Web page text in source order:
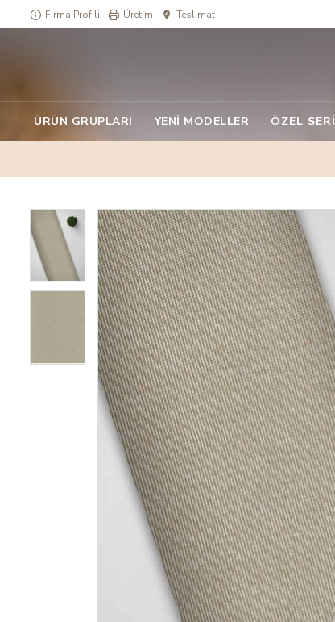
Firma Profili Üretim Teslimat
ÜRÜN GRUPLARI YENI MODELLER ÖZEL SERI